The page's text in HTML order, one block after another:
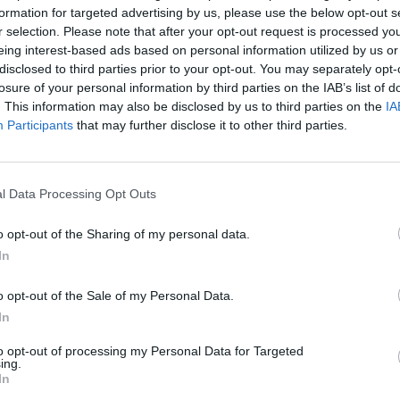
for targeted advertising by us, please use the below opt-out
selection. Please note that after your opt-out request is processed
interest-based ads based on personal information utilized by us
to third parties prior to your opt-out. You may separately
of your personal information by third parties on the IAB’s list of
This information may also be disclosed by us to third parties on the
Participants that may further disclose it to other third parties.
Data Processing Opt Outs
opt-out of the Sharing of my personal data.
opt-out of the Sale of my Personal Data.
opt-out of processing my Personal Data for Targeted
- amelyben az olajból származó bevételek
hogy védekező pozíciót épít ki egy esetleges
hogy az európai bankszektorhoz kötődő
olyan konstrukciók felé mozdulnak el, amelyek védelmet
egy görög csőd begyűrűzne a bankszektorba. A védekezés
portfolio.hu hírarchívumához tartozik, melynek olvasása